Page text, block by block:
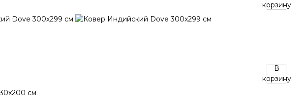
корзину
В
корзину